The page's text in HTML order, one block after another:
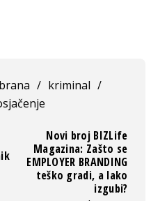
/ kriminal /
Novi broj BIZLife
Magazina: Zašto se
EMPLOYER BRANDING
teško gradi, a lako
izgubi?